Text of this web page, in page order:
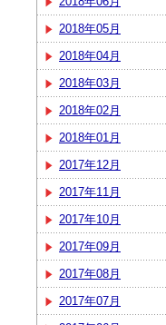
2018年05月
2018年04月
2018年03月
2018年02月
2018年01月
2017年12月
2017年11月
2017年10月
2017年09月
2017年08月
2017年07月